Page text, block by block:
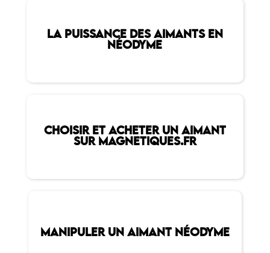
LA PUISSANCE DES AIMANTS EN
NÉODYME
CHOISIR ET ACHETER UN AIMANT
SUR MAGNETIQUES.FR
MANIPULER UN AIMANT NÉODYME